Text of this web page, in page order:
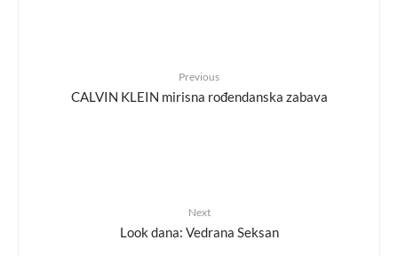
Previous
CALVIN KLEIN mirisna rođendanska zabava
Next
Look dana: Vedrana Seksan